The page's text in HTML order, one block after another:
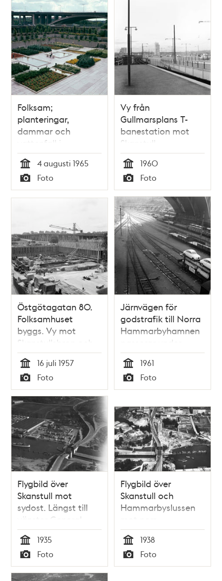
Folksam;
planteringar,
dammar och
vattenfall i
gårdsparken söder
om höghuset. Vy
mot Skanstullsbron
Tid
4 augusti 1965
Typ
Foto
Vy från
Gullmarsplans T-
banestation mot
Skanstull
Tid
1960
Typ
Foto
Östgötagatan 80.
Folksamhuset
byggs. Vy mot
Skanstullsbron och
Årsta
Tid
16 juli 1957
Typ
Foto
Järnvägen för
godstrafik till Norra
Hammarbyhamnen
passerar under
Skanstullsbron
Tid
1961
Typ
Foto
Flygbild över
Skanstull mot
sydost. Längst till
vänster General
Motors Nordiska
AB:s
fabriksanläggning
Tid
1935
Typ
Foto
Flygbild över
Skanstull och
Hammarbyslussen
Tid
1938
Typ
Foto